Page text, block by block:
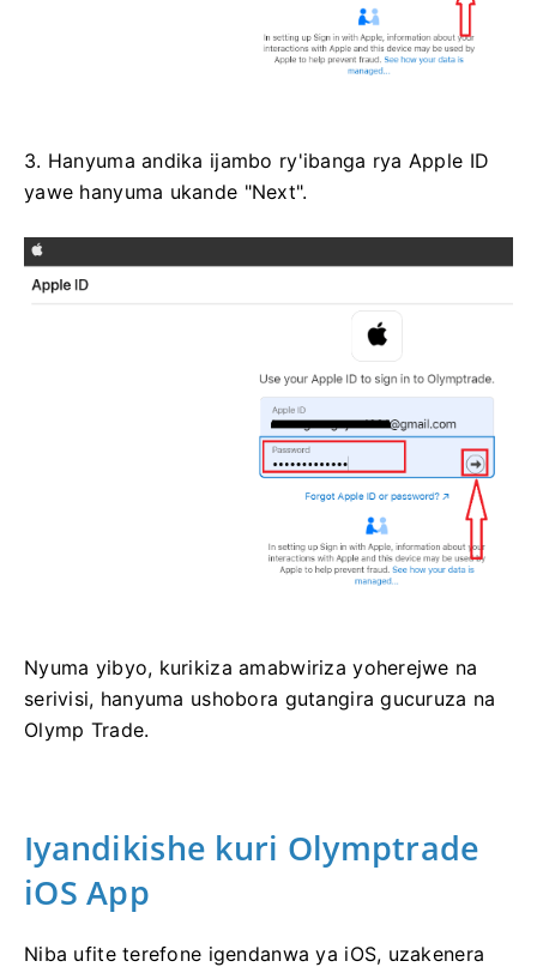
3. Hanyuma andika ijambo ry'ibanga rya Apple ID
yawe hanyuma ukande "Next".
Nyuma yibyo, kurikiza amabwiriza yoherejwe na
serivisi, hanyuma ushobora gutangira gucuruza na
Olymp Trade.
Iyandikishe kuri Olymptrade
iOS App
Niba ufite terefone igendanwa ya iOS, uzakenera